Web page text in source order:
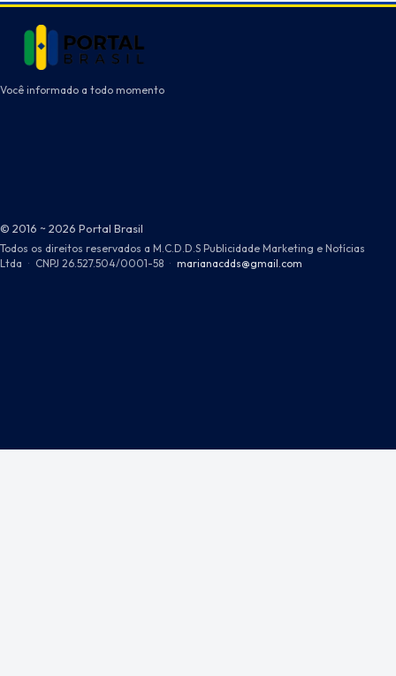
Você informado a todo momento
© 2016 ~ 2026 Portal Brasil
Todos os direitos reservados a M.C.D.D.S Publicidade Marketing e Notícias
Ltda · CNPJ 26.527.504/0001-58 · marianacdds@gmail.com